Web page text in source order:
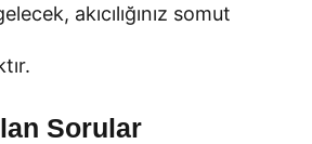
akıcılığınız somut
Sorular